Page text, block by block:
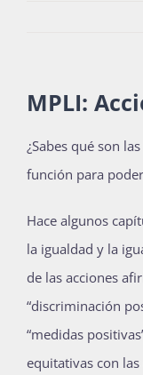
MPLI:
¿Sabes qué son
función para
Hace algunos
la igualdad y la
de las acciones
“discriminación
“medidas
equitativas con